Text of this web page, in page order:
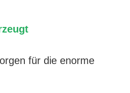
für die enorme